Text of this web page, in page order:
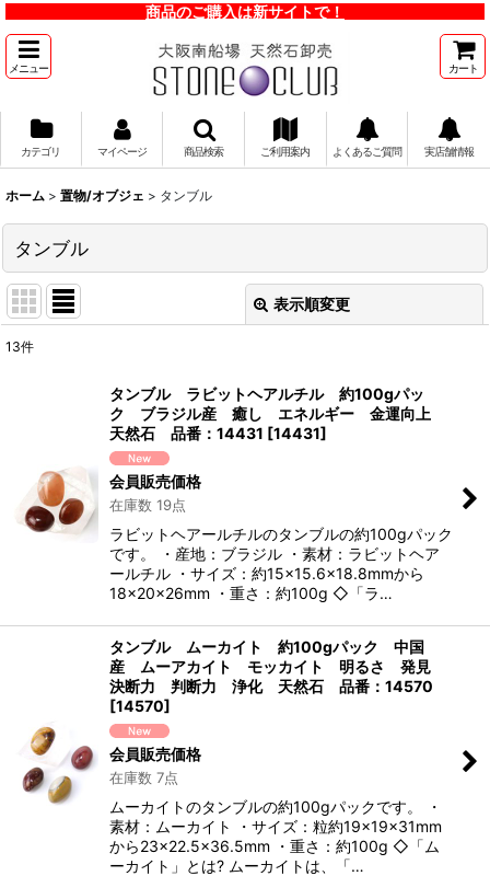
商品のご購入は新サイトで！
メニュー カート
カテゴリ マイページ 商品検索 ご利用案内 よくあるご質問 実店舗情報
ホーム > 置物/オブジェ > タンブル
タンブル
表示順変更
13件
タンブル ラビットヘアルチル 約100gパッ
ク ブラジル産 癒し エネルギー 金運向上
天然石 品番：14431 [14431]
会員販売価格
在庫数 19点
ラビットヘアールチルのタンブルの約100gパック
です。 ・産地：ブラジル ・素材：ラビットヘア
ールチル ・サイズ：約15×15.6×18.8mmから
18×20×26mm ・重さ：約100g ◇「ラ…
タンブル ムーカイト 約100gパック 中国
産 ムーアカイト モッカイト 明るさ 発見
決断力 判断力 浄化 天然石 品番：14570
[14570]
会員販売価格
在庫数 7点
ムーカイトのタンブルの約100gパックです。 ・
素材：ムーカイト ・サイズ：粒約19×19×31mm
から23×22.5×36.5mm ・重さ：約100g ◇「ム
ーカイト」とは? ムーカイトは、「…